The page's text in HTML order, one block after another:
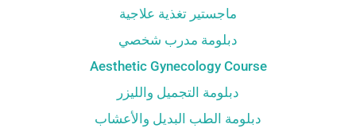
ماجستير تغذية علاجية
دبلومة مدرب شخصي
Aesthetic Gynecology Course
دبلومة التجميل والليزر
دبلومة الطب البديل والأعشاب